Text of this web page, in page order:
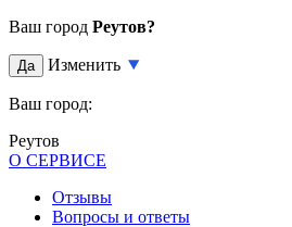
Ваш город Реутов?
Да Изменить
Ваш город:
Реутов
О СЕРВИСЕ
Отзывы
Вопросы и ответы